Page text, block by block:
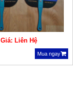
Giá: Liên Hệ
Mua ngay